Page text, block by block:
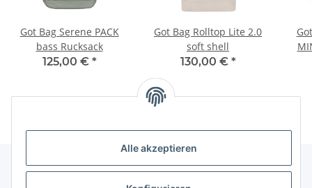
Alle akzeptieren
Got Bag Serene PACK
bass Rucksack
125,00 € *
Got Bag Rolltop Lite 2.0
soft shell
130,00 € *